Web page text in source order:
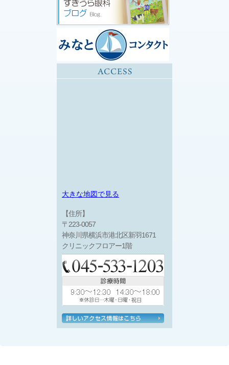
大きな地図で見る
【住所】
〒223-0057
神奈川県横浜市港北区新羽1671
クリニックフロアー1階